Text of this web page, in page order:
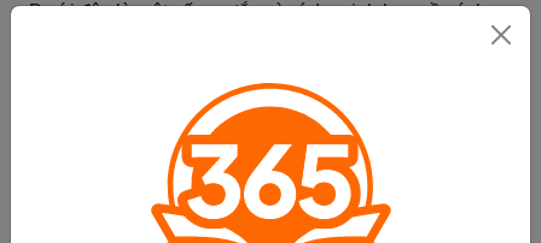
Dưới đây là một số quy tắc và ví dụ minh họa về cách
- Ví dụ: Chiếc hộp chứa quà.
- Ý nghĩa: Hộp đựng quà bên trong.
2. Chứa + đại từ:
- Ví dụ: Tủ chứa chăn màn.
- Ý nghĩa: Tủ có chứa chăn màn bên trong.